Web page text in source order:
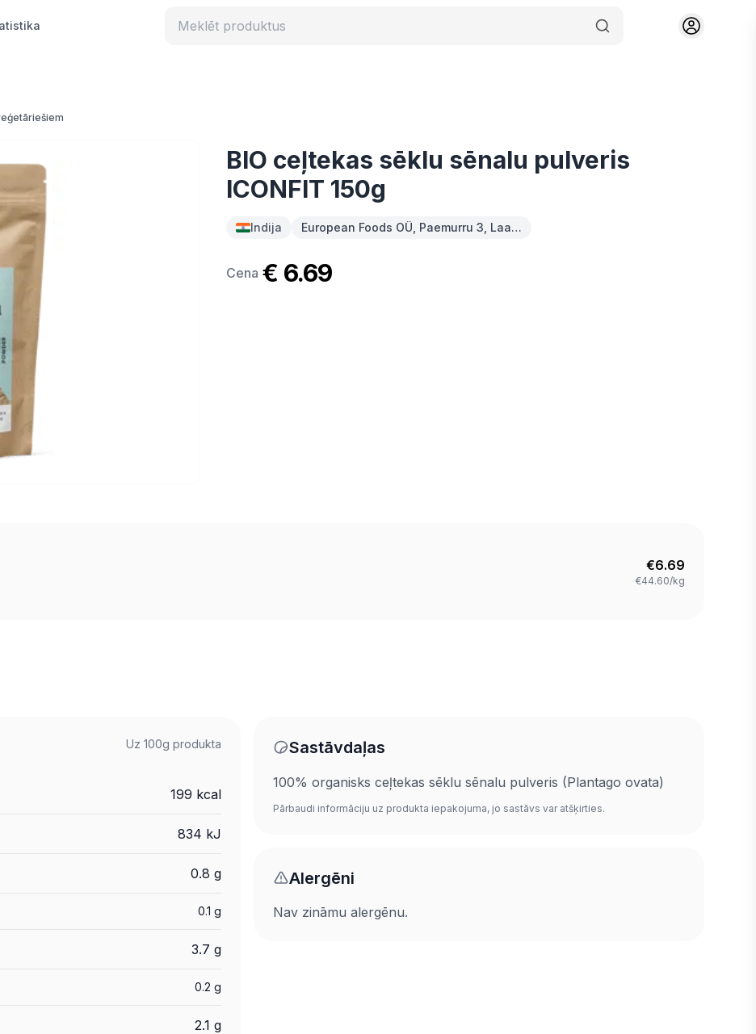
BIO ceļtekas sēklu sēnalu pulveris
ICONFIT 150g
Indija European Foods OÜ, Paemurru 3, Laa…
Cena € 6.69
€6.69
€44.60/kg
Uz 100g produkta
199 kcal
834 kJ
0.8 g
0.1 g
3.7 g
0.2 g
2.1 g
Sastāvdaļas
100% organisks ceļtekas sēklu sēnalu pulveris (Plantago ovata)
Pārbaudi informāciju uz produkta iepakojuma, jo sastāvs var atšķirties.
Alergēni
Nav zināmu alergēnu.